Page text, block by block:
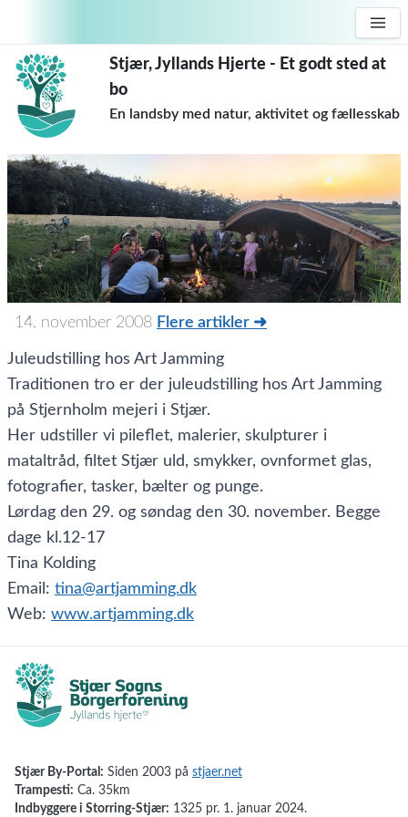
Stjær, Jyllands Hjerte - Et godt sted at
bo
En landsby med natur, aktivitet og fællesskab
14. november 2008 Flere artikler ➜
Juleudstilling hos Art Jamming
Traditionen tro er der juleudstilling hos Art Jamming
på Stjernholm mejeri i Stjær.
Her udstiller vi pileflet, malerier, skulpturer i
mataltråd, filtet Stjær uld, smykker, ovnformet glas,
fotografier, tasker, bælter og punge.
Lørdag den 29. og søndag den 30. november. Begge
dage kl.12-17
Tina Kolding
Email: tina@artjamming.dk
Web: www.artjamming.dk
Stjær By-Portal: Siden 2003 på stjaer.net
Trampesti: Ca. 35km
Indbyggere i Storring-Stjær: 1325 pr. 1. januar 2024.